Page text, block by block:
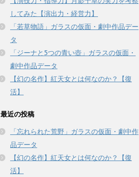
してみた【演出力・経営力】
「若草物語」ガラスの仮面・劇中作品デー
タ
「ジーナと5つの青い壺」ガラスの仮面・
劇中作品データ
【幻の名作】紅天女とは何なのか？【復
活】
最近の投稿
「忘れられた荒野」ガラスの仮面・劇中作
品データ
【幻の名作】紅天女とは何なのか？【復
活】